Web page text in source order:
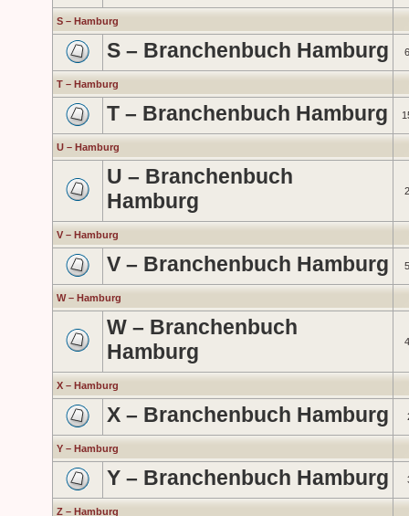
S – Hamburg
S – Branchenbuch Hamburg
T – Hamburg
T – Branchenbuch Hamburg
U – Hamburg
U – Branchenbuch
Hamburg
V – Hamburg
V – Branchenbuch Hamburg
W – Hamburg
W – Branchenbuch
Hamburg
X – Hamburg
X – Branchenbuch Hamburg
Y – Hamburg
Y – Branchenbuch Hamburg
Z – Hamburg